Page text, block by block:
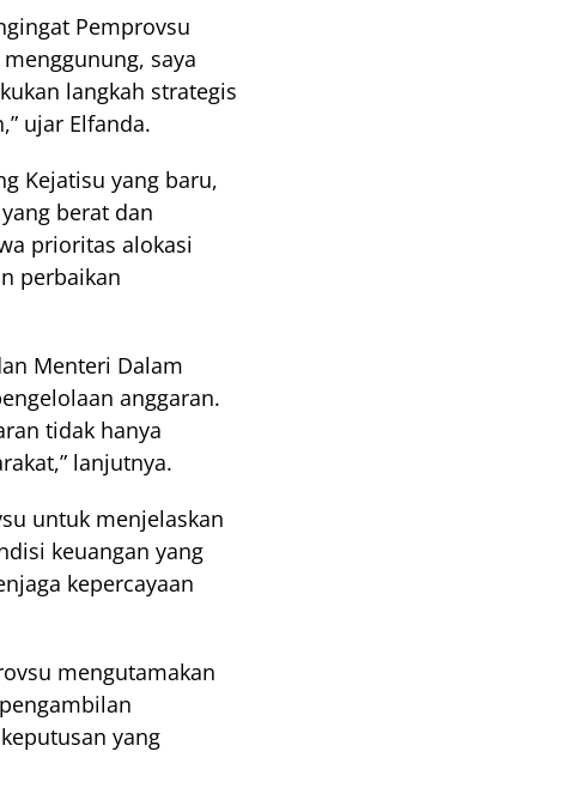
Pemprovsu
saya
langkah strategis
ujar Elfanda.
Kejatisu yang baru,
berat dan
prioritas alokasi
perbaikan
Menteri Dalam
anggaran.
tidak hanya
lanjutnya.
untuk menjelaskan
keuangan yang
kepercayaan
mengutamakan
yang